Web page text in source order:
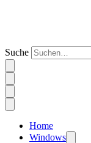
Suche
Home
Windows